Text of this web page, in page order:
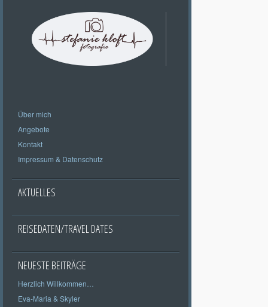
Über mich
Angebote
Kontakt
Impressum & Datenschutz
AKTUELLES
REISEDATEN/TRAVEL DATES
NEUESTE BEITRÄGE
Herzlich Willkommen…
Eva-Maria & Skyler